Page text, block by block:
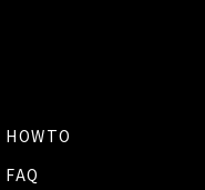
HOWTO
FAQ